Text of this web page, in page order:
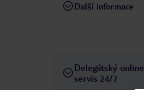
Další informace
Delegátský online
servis 24/7